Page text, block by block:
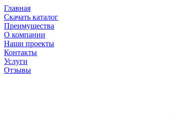
Главная
Скачать каталог
Преимущества
О компании
Наши проекты
Контакты
Услуги
Отзывы